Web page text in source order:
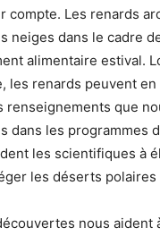
compte. Les renards
neiges dans le cadre
alimentaire estival.
les renards peuvent
renseignements que
dans les programmes
les scientifiques à
les déserts polaires
nous aident